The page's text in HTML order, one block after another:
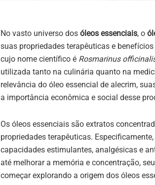
No vasto universo dos óleos essenciais, o
suas propriedades terapêuticas e
cujo nome científico é Rosmarinus
utilizada tanto na culinária quanto na
relevância do óleo essencial de alecrim,
a importância econômica e social desse
Os óleos essenciais são extratos
propriedades terapêuticas.
capacidades estimulantes, analgésicas e
até melhorar a memória e concentração,
começar explorando a origem dos óleos